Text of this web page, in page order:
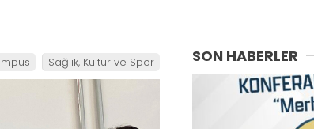
Sağlık, Kültür ve Spor SON HABERLER